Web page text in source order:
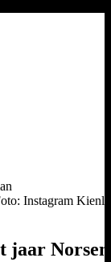
Instagram
jaar